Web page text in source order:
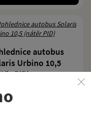
autobus
Urbino 10,5
PID)
se zbrusu novým
Solaris Urbino 10 v
nátěru PID.